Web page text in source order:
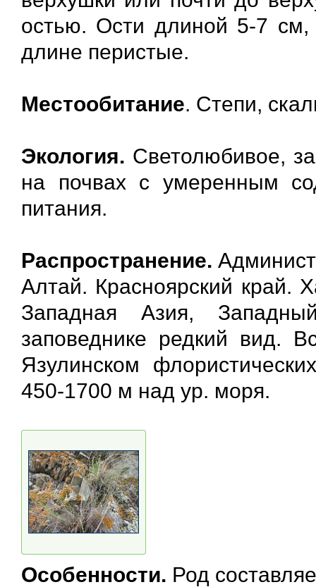
остью. Ости длиной 5-7 см,
длине перистые.
Местообитание. Степи,
Экология. Светолюбивое,
на почвах с умеренным
питания.
Распространение.
Алтай. Красноярский край.
Западная Азия,
заповеднике редкий вид.
Язулинском
450-1700 м над ур. моря.
Особенности. Род